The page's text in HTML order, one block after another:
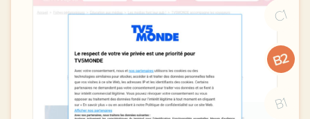
C1
B2
B1